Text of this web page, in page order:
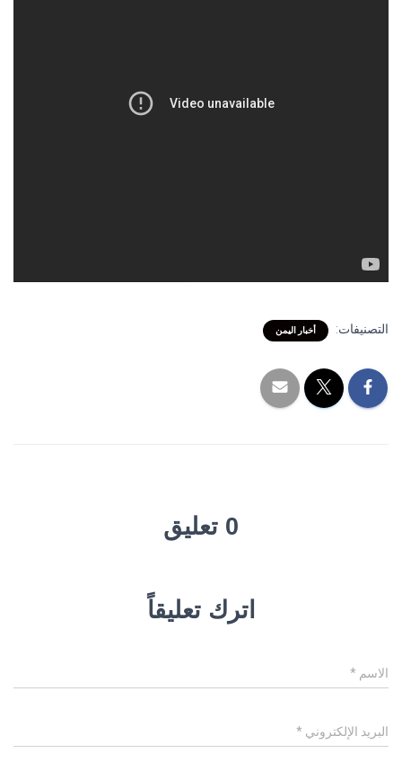
التصنيفات: أخبار اليمن
0 تعليق
اترك تعليقاً
الاسم *
البريد الإلكتروني *